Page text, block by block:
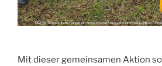
Mit dieser gemeinsamen Aktion